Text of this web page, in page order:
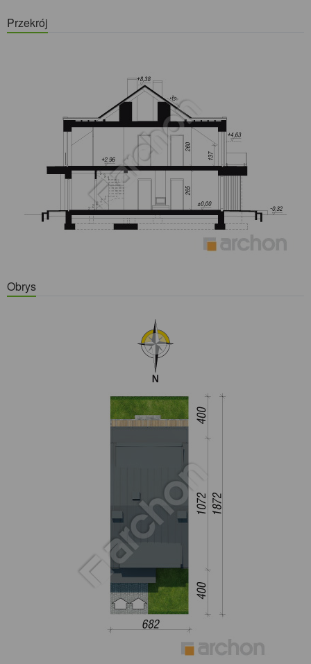
Przekrój
Obrys